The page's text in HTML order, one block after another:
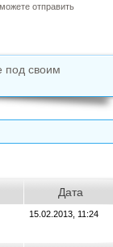
отправить
под своим
Дата
15.02.2013, 11:24